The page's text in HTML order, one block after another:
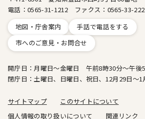
電話：0565-31-1212 ファクス：0565-33-
地図・庁舎案内
手話で電話をする
市へのご意見・お問合せ
開庁日：月曜日～金曜日 午前8時30分～午後
閉庁日：土曜日、日曜日、祝日、12月29日～1
サイトマップ
このサイトについて
個人情報の取り扱いについて
関連リンク